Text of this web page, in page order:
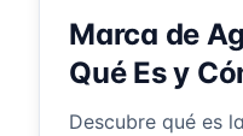
Marca de
Qué Es y
Descubre qué es